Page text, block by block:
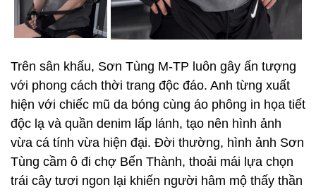
Trên sân khấu, Sơn Tùng M-TP luôn gây ấn tượng
với phong cách thời trang độc đáo. Anh từng xuất
hiện với chiếc mũ da bóng cùng áo phông in họa tiết
độc lạ và quần denim lấp lánh, tạo nên hình ảnh
vừa cá tính vừa hiện đại. Đời thường, hình ảnh Sơn
Tùng cầm ô đi chợ Bến Thành, thoải mái lựa chọn
trái cây tươi ngon lại khiến người hâm mộ thấy thần